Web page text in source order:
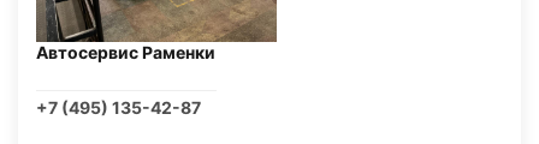
Автосервис Раменки
+7 (495) 135-42-87